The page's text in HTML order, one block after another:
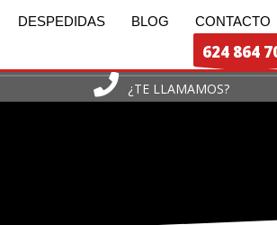
DESPEDIDAS BLOG CONTACTO
624 864
¿TE LLAMAMOS?